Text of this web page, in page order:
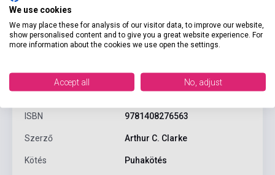
Termékjellemzők
ISBN 9781408276563
Szerző Arthur C. Clarke
Kötés Puhakötés
We use cookies
We may place these for analysis of our visitor data, to improve our website,
show personalised content and to give you a great website experience. For
more information about the cookies we use open the settings.
Accept all No, adjust